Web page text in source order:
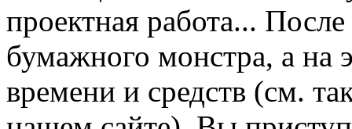
проектная работа...
бумажного монстра, а на
времени и средств (см.